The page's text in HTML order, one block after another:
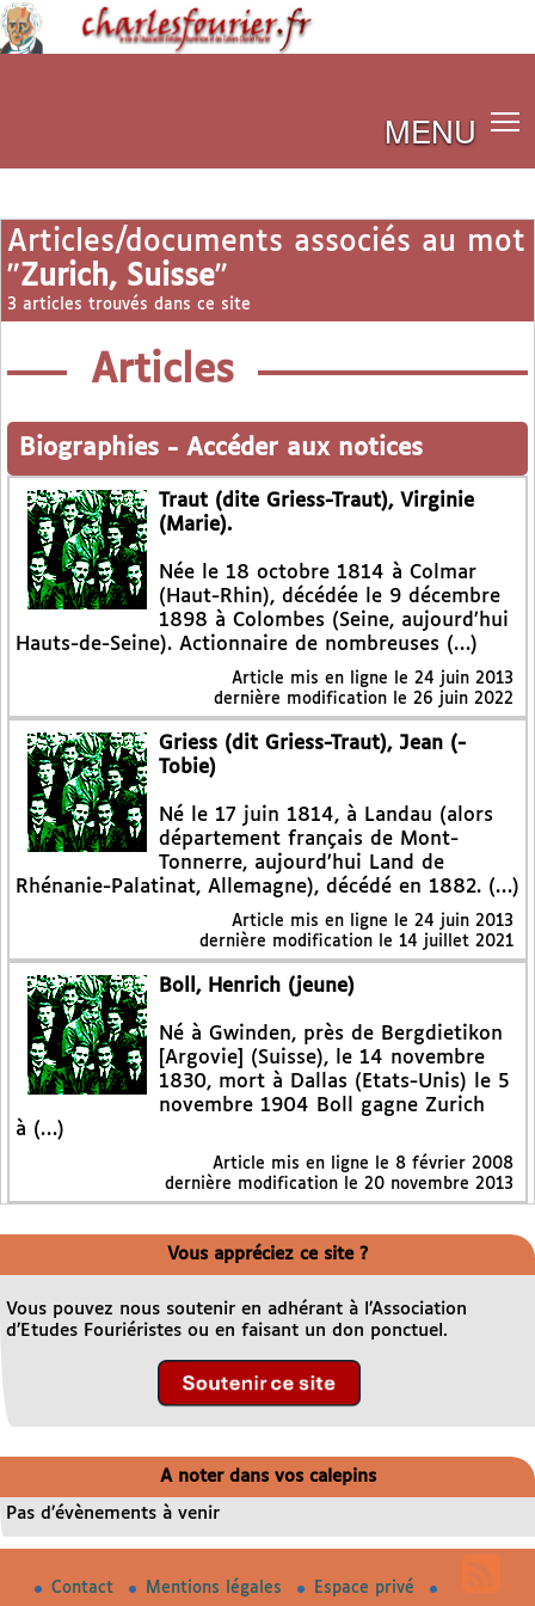
MENU
Articles/documents associés au mot
"Zurich, Suisse"
3 articles trouvés dans ce site
Articles
Biographies - Accéder aux notices
Traut (dite Griess-Traut), Virginie
(Marie).
Née le 18 octobre 1814 à Colmar
(Haut-Rhin), décédée le 9 décembre
1898 à Colombes (Seine, aujourd’hui
Hauts-de-Seine). Actionnaire de nombreuses (…)
Article mis en ligne le 24 juin 2013
dernière modification le 26 juin 2022
Griess (dit Griess-Traut), Jean (-
Tobie)
Né le 17 juin 1814, à Landau (alors
département français de Mont-
Tonnerre, aujourd’hui Land de
Rhénanie-Palatinat, Allemagne), décédé en 1882. (…)
Article mis en ligne le 24 juin 2013
dernière modification le 14 juillet 2021
Boll, Henrich (jeune)
Né à Gwinden, près de Bergdietikon
[Argovie] (Suisse), le 14 novembre
1830, mort à Dallas (Etats-Unis) le 5
novembre 1904 Boll gagne Zurich
à (…)
Article mis en ligne le 8 février 2008
dernière modification le 20 novembre 2013
Vous appréciez ce site ?
Vous pouvez nous soutenir en adhérant à l’Association
d’Etudes Fouriéristes ou en faisant un don ponctuel.
A noter dans vos calepins
Pas d’évènements à venir
Contact Mentions légales Espace privé